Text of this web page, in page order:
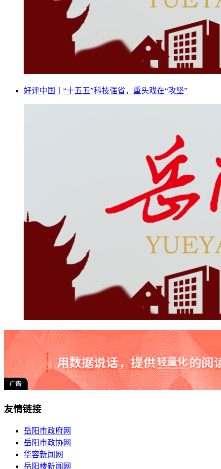
好评中国丨“十五五”科技强省，重头戏在“攻坚”
友情链接
岳阳市政府网
岳阳市政协网
华容新闻网
岳阳楼新闻网